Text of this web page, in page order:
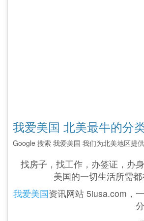
我爱美国 北美最牛的分
Google 搜索 我爱美国 我们为北美地区提
找房子，找工作，办签证，办
美国的一切生活所需
我爱美国资讯网站 5iusa.com，